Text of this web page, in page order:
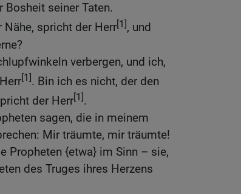
Bosheit seiner Taten.
Nähe, spricht der Herr[1], und
verbergen, und ich,
[1]. Bin ich es nicht, der den
der Herr[1].
sagen, die in meinem
Mir träumte, mir träumte!
Propheten {etwa} im Sinn – sie,
des Truges ihres Herzens